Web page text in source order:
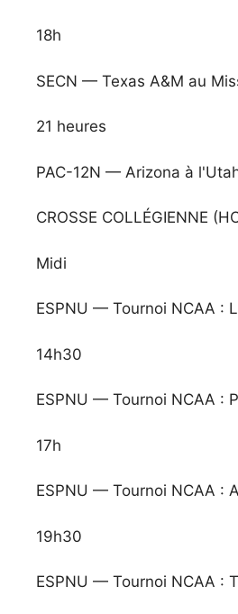
18h
SECN — Texas A&M au
21 heures
PAC-12N — Arizona à
CROSSE COLLÉGIENNE
Midi
ESPNU — Tournoi NCAA :
14h30
ESPNU — Tournoi NCAA :
17h
ESPNU — Tournoi NCAA :
19h30
ESPNU — Tournoi NCAA :